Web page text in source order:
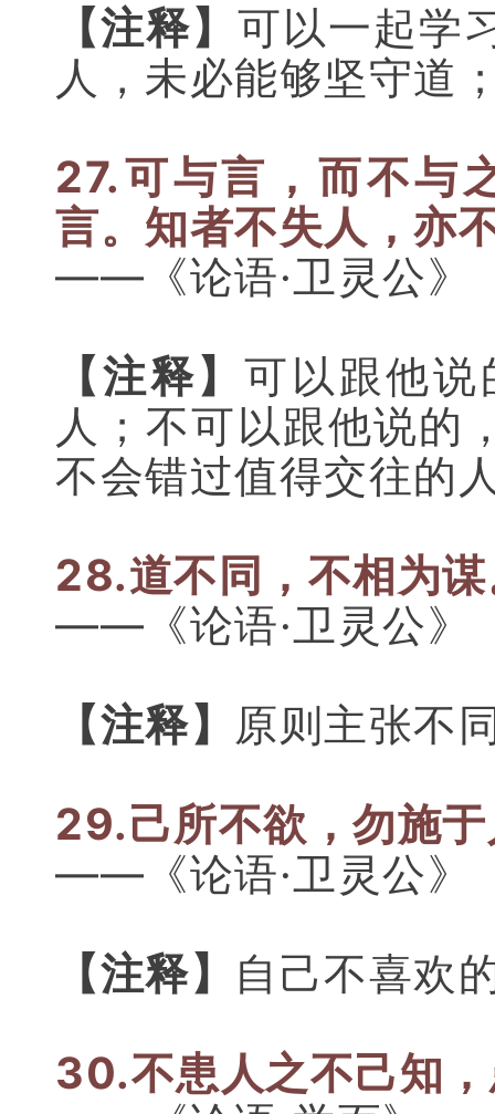
【注释】 可以一起学
人，未必能够坚守道
27.可与言，而不与
言。知者不失人，亦
——《论语·卫灵公》
【注释】可以跟他
人；不可以跟他说的
不会错过值得交往的
28.道不同，不相为
——《论语·卫灵公》
【注释】 原则主张不
29.己所不欲，勿施
——《论语·卫灵公》
【注释】
自己不喜欢
30.不患人之不己知